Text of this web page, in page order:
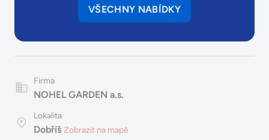
VŠECHNY NABÍDKY
Firma
NOHEL GARDEN a.s.
Lokalita
Dobříš Zobrazit na mapě